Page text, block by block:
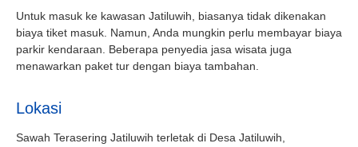
Untuk masuk ke kawasan Jatiluwih, biasanya tidak dikenakan
biaya tiket masuk. Namun, Anda mungkin perlu membayar biaya
parkir kendaraan. Beberapa penyedia jasa wisata juga
menawarkan paket tur dengan biaya tambahan.
Lokasi
Sawah Terasering Jatiluwih terletak di Desa Jatiluwih,